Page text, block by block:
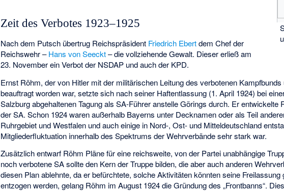
Zeit des Verbotes 1923–1925
Nach dem Putsch übertrug Reichspräsident Friedrich Ebertdem Chef der
Reichswehr –Hans von Seeckt– die vollziehende Gewalt. Dieser erließ am
23. November ein Verbot der NSDAP und auch der KPD.
Ernst Röhm, der von Hitler mit der militärischen Leitung des verbotenen
beauftragt worden war, setzte sich nach seiner Haftentlassung (1. April 1924) bei
Salzburg abgehaltenen Tagung als SA-Führer anstelle Görings durch. Er entwickelte
der SA. Schon 1924 waren außerhalb Bayerns unter Decknamen oder als Teil
Ruhrgebiet und Westfalen und auch einige in Nord-, Ost- und Mitteldeutschland
Mitgliederfluktuation innerhalb des Spektrums der Wehrverbände sehr stark war.
Zusätzlich entwarf Röhm Pläne für eine reichsweite, von der Partei unabhängige
noch verbotene SA sollte den Kern der Truppe bilden, die aber auch anderen
diesen Plan ablehnte, da er befürchtete, solche Aktivitäten könnten seine
entzogen werden, gelang Röhm im August 1924 die Gründung des „Frontbanns“.